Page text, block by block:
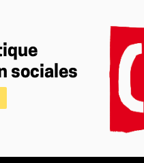
sociales